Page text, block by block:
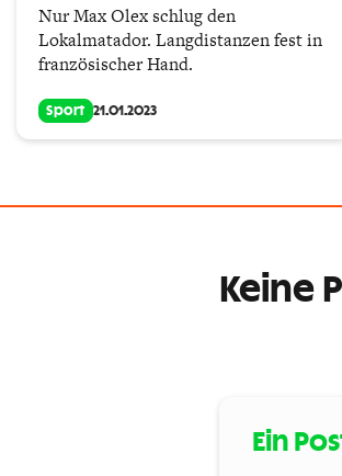
Nur Max Olex schlug den
Lokalmatador. Langdistanzen fest in
französischer Hand.
Sport 21.01.2023
Keine
Ein